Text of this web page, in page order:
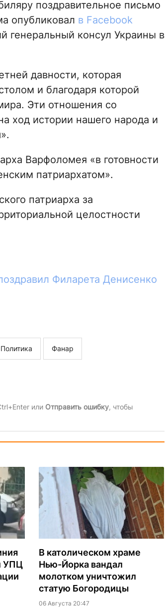
поздравительное письмо
опубликовал в Facebook
генеральный консул Украины в
давности, которая
и благодаря которой
Эти отношения со
ход истории нашего народа и
Варфоломея «в готовности
патриархатом».
патриарха за
целостности
Филарета Денисенко
Политика Фанар
или Отправить ошибку, чтобы
УПЦ
В католическом храме
Нью-Йорка вандал
молотком уничтожил
статую Богородицы
06 Августа 20:47